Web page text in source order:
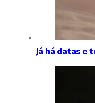
Já há datas e